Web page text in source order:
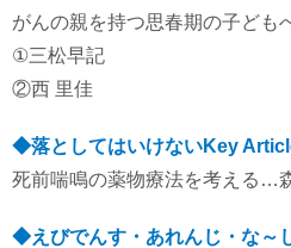
がんの親を持つ思春期の子ども
①三松早記
②西 里佳
◆落としてはいけないKey
死前喘鳴の薬物療法を考える…
◆えびでんす・あれんじ・な～